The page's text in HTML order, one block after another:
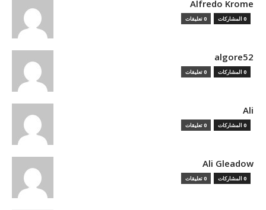
Alfredo Krome
0 المشاركات 0 تعليقات
algore52
0 المشاركات 0 تعليقات
Ali
0 المشاركات 0 تعليقات
Ali Gleadow
0 المشاركات 0 تعليقات